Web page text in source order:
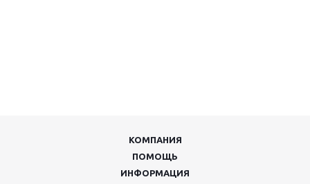
КОМПАНИЯ
ПОМОЩЬ
ИНФОРМАЦИЯ